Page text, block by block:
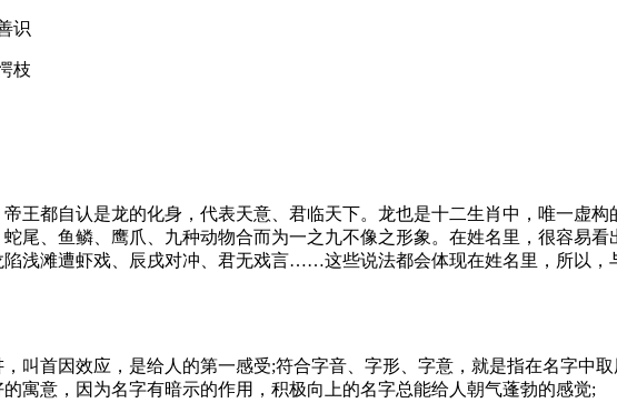
识
枝
王都自认是龙的化身，代表天意、君临天下。龙也是十二生肖中，唯一虚
尾、鱼鳞、鹰爪、九种动物合而为一之九不像之形象。在姓名里，很容易
浅滩遭虾戏、辰戌对冲、君无戏言……这些说法都会体现在姓名里，所以，
叫首因效应，是给人的第一感受;符合字音、字形、字意，就是指在名字中
寓意，因为名字有暗示的作用，积极向上的名字总能给人朝气蓬勃的感觉;